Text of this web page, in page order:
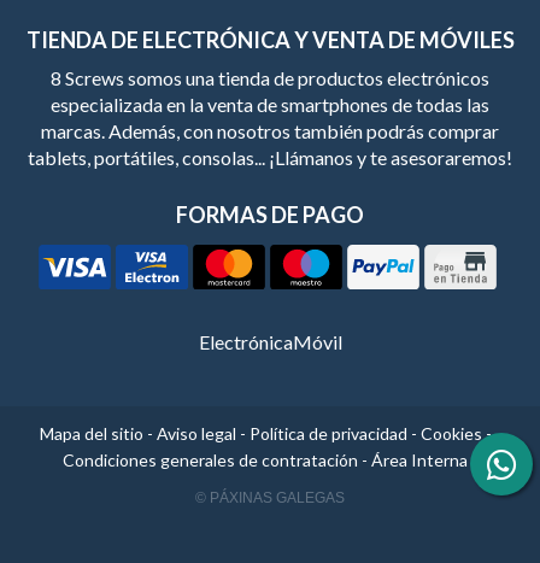
TIENDA DE ELECTRÓNICA Y VENTA DE MÓVILES
8 Screws somos una tienda de productos electrónicos
especializada en la venta de smartphones de todas las
marcas. Además, con nosotros también podrás comprar
tablets, portátiles, consolas... ¡Llámanos y te asesoraremos!
FORMAS DE PAGO
ElectrónicaMóvil
Mapa del sitio - Aviso legal - Política de privacidad - Cookies-
Condiciones generales de contratación - Área Interna
© PÁXINAS GALEGAS